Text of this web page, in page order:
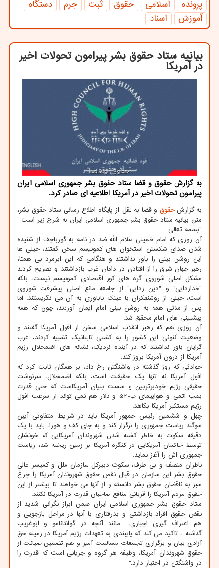
پرونده اسلامی حقوق ثبت جرم
دستگاه
آموزش
اسناد
بیانیه ستاد حقوق بشر پیرامون تحولات اخیر
در آمریكا
به گزارش حقوق و قضا ستاد حقوق بشر جمهوری اسلامی ایران
پیرامون تحولات اخیر در آمریکا اطلاعیه ای صادر کرد.
به گزارشحقوق و قضا به نقل از پایگاه اطلاع رسانی ستاد حقوق بشر،
متن بیانیه ستاد حقوق بشر جمهوری اسلامی ایران به شرح زیر است:
"بسمه تعالی
آن روزی که امام خمینی سلام الله ضد در نامه به گورباچف از شنیده
شدن صدای شکستن استخوان های کمونیسم سخن گفتند، خیلی ها
این روشن بینی را باور نداشتند و هنگامی که این ابرمرد بی همتا،
رهبر جهان شرق را از افتادن در دامان غرب بازداشتند و تصریح کردند
مشکل اصلی شوروی گره های کور اقتصادی کمونیسم نیست، بلکه
"خدازدایی" و "دین زدایی" از جامعه مانع اصلی پیشرفت شوروی
است، خیلی از روشنفکران با عینک ناباوری به آن می نگریستند. اما
پس از مدتی همه به روشن بینی امام ایمان آوردند، چون که همه
پیشبینی های امام محقق شد.
آن روزی هم که رهبر انقلاب اسلامی سخن از افول آمریکا گفتند و
وضعیت کنونی این کشور را به کشتی تایتانیک تشبیه کردند، غرب
گرایان باور نداشتند که در آینده نزدیک، نشانه های اضمحلال رژیم
آمریکا از درون آمریکا بروز کند.
حوادثی که روز گذشته در واشنگتن رخ داد، بر همگان ثابت کرد که
افول آمریکا نه تنها یک حقیقت است، بلکه اضمحلال، سرنوشت
حقیقی رژیم خودبرتربین و سست بنیان آمریکاست که حتی قدرت
بمب اتمی و هواپیمای ب-52 و دلار هم نمی تواند از سرعت افول
رژیم مستکبر آمریکا بکاهد.
چهل و ششمین رئیس جمهور آمریکا باید در شرایط متفاوتی آیین
سوگند ریاست جمهوری را برگزار کند و به جای کف و هورا، باید با یک
دقیقه سکوت به خاطر کشته شدن شهروندان آمریکایی که خونشان
توسط حاکمان آمریکایی در کنگره آمریکا بر زمین ریخته شد، ریاست
جمهوری اش را آغاز نماید.
ناظران منصف و بی طرف، سکوت دبیرکل سازمان ملل و کمیسر عالی
حقوق بشر این سازمان در قبال نقض حقوق شهروندان آمریکا را چراغ
سبز به ناقضان حقوق بشر دانسته و از آنها می خواهند تا بیشتر از این
حقوق مردم آمریکا را قربانی منافع صاحبان قدرت در آمریکا نکنند.
ستاد حقوق بشر جمهوری اسلامی ایران ضمن ابراز نگرانی شدید از
نقض حقوق افراد بازداشتی و بدرفتاری با آنها در مراحل بازجویی و
هم اعتراف گیری اجباری، -مانند آنچه در گوانتانامو و ابوغریب
گذشته-، تاکید می کند که پایبندی به تعهدات رژیم آمریکا در زمینه حق
آزادی بیان و برگزاری تجمعات مسالمت آمیز و هم تضمین صیانت از
حقوق شهروندان آمریکا، وظیفه هر گروه و جریانی است که قدرت را
در واشنگتن در اختیار دارد."